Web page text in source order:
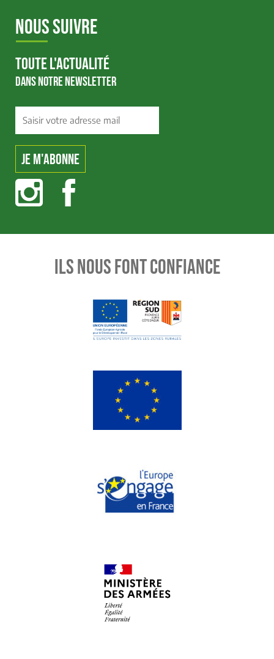
NOUS SUIVRE
TOUTE L'ACTUALITÉ
DANS NOTRE NEWSLETTER
ILS NOUS FONT CONFIANCE